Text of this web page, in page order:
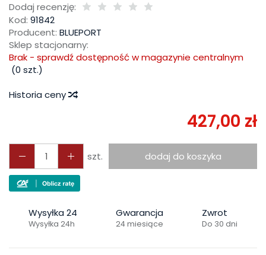
Dodaj recenzję:
Kod: 91842
Producent: BLUEPORT
Sklep stacjonarny:
Brak - sprawdź dostępność w magazynie centralnym
(0 szt.)
Historia ceny
427,00 zł
szt. dodaj do koszyka
Wysyłka 24
Wysyłka 24h
Gwarancja
24 miesiące
Zwrot
Do 30 dni